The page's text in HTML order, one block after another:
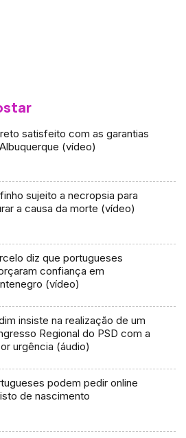
satisfeito com as garantias
(vídeo)
sujeito a necropsia para
a causa da morte (vídeo)
diz que portugueses
confiança em
(vídeo)
insiste na realização de um
Regional do PSD com a
urgência (áudio)
podem pedir online
de nascimento